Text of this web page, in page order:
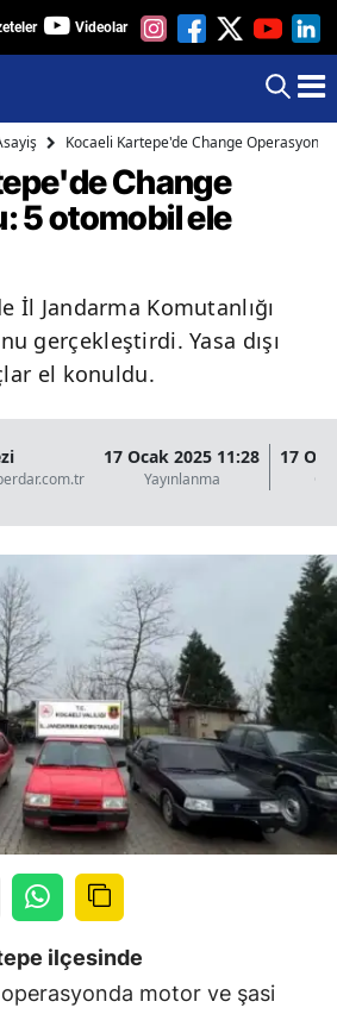
Videolar
Kocaeli Kartepe'de Change
Change
5 otomobil ele
İl Jandarma Komutanlığı
gerçekleştirdi. Yasa dışı
el konuldu.
17 Ocak 2025 11:28
Yayınlanma
17
ilçesinde
motor ve şasi